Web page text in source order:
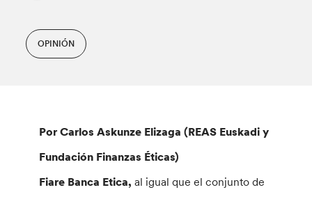
OPINIÓN
Por Carlos Askunze Elizaga (REAS Euskadi y
Fundación Finanzas Éticas)
Fiare Banca Etica, al igual que el conjunto de